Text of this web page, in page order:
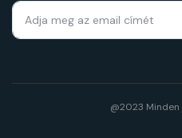
@2023